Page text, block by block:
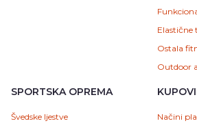
Elastične
Ostala
Outdoor
SPORTSKA OPREMA
Švedske ljestve
Načini